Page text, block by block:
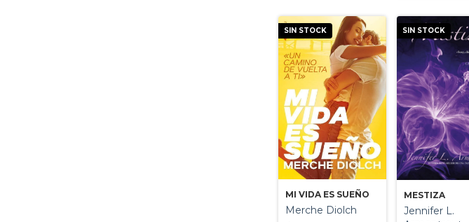
SIN STOCK
MI VIDA ES SUEÑO
Merche Diolch
SIN STOCK
MESTIZA
Jennifer L.